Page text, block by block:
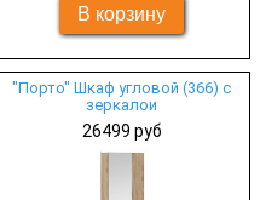
"Порто" Шкаф угловой (366) с
зеркалои
26499 руб